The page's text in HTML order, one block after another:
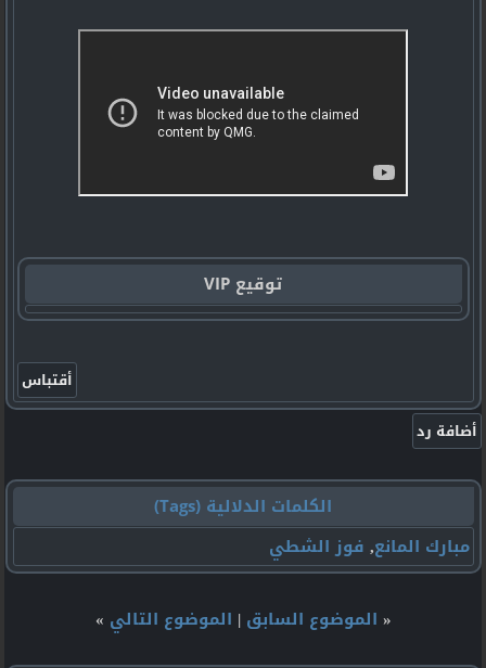
توقيع VIP
الكلمات الدلالية (Tags)
مبارك المانع, فوز الشطي
« الموضوع السابق | الموضوع التالي »